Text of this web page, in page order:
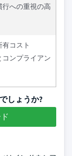
への重視の高
コスト
ンプライアン
しょうか?